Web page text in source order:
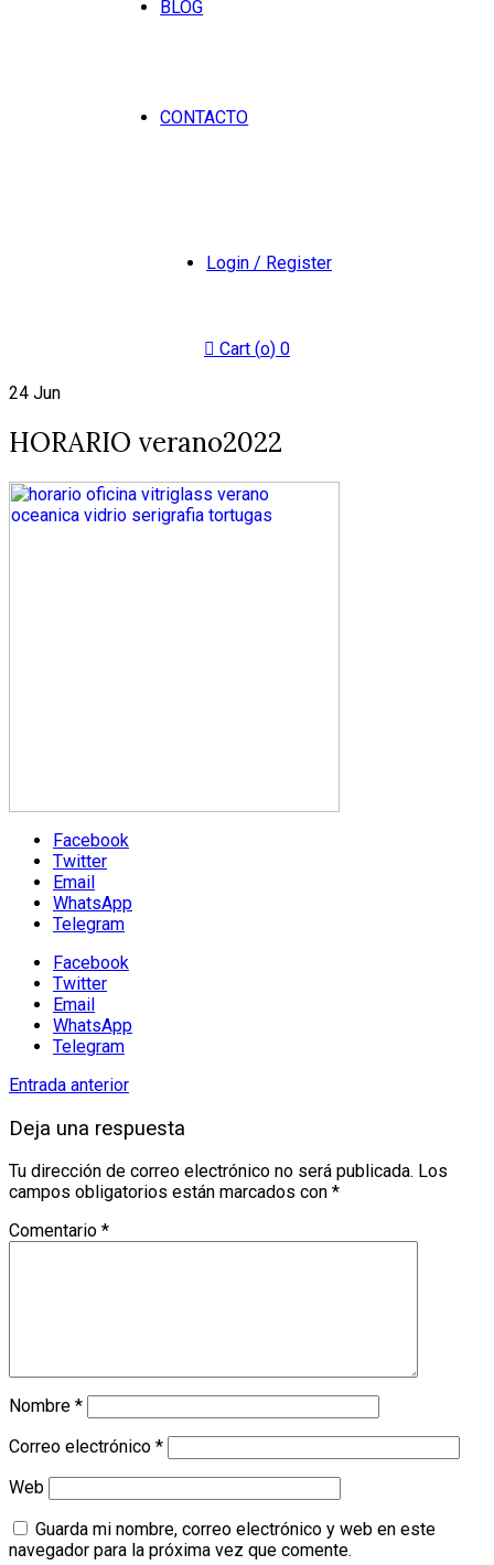
BLOG
CONTACTO
Login / Register
Cart (o) 0
24 Jun
HORARIO verano2022
Facebook
Twitter
Email
WhatsApp
Telegram
Facebook
Twitter
Email
WhatsApp
Telegram
Entrada anterior
Deja una respuesta
Tu dirección de correo electrónico no será publicada. Los
campos obligatorios están marcados con *
Comentario *
Nombre *
Correo electrónico *
Web
Guarda mi nombre, correo electrónico y web en este
navegador para la próxima vez que comente.